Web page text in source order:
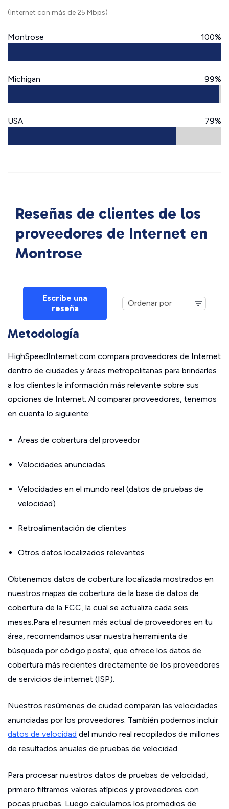
(Internet con más de 25 Mbps)
Montrose 100%
Michigan 99%
USA 79%
Reseñas de clientes de los
proveedores de Internet en
Montrose
Escribe una
reseña
Metodología
HighSpeedInternet.com compara proveedores de Internet
dentro de ciudades y áreas metropolitanas para brindarles
a los clientes la información más relevante sobre sus
opciones de Internet. Al comparar proveedores, tenemos
en cuenta lo siguiente:
Áreas de cobertura del proveedor
Velocidades anunciadas
Velocidades en el mundo real (datos de pruebas de
velocidad)
Retroalimentación de clientes
Otros datos localizados relevantes
Obtenemos datos de cobertura localizada mostrados en
nuestros mapas de cobertura de la base de datos de
cobertura de la FCC, la cual se actualiza cada seis
meses.Para el resumen más actual de proveedores en tu
área, recomendamos usar nuestra herramienta de
búsqueda por código postal, que ofrece los datos de
cobertura más recientes directamente de los proveedores
de servicios de internet (ISP).
Nuestros resúmenes de ciudad comparan las velocidades
anunciadas por los proveedores. También podemos incluir
datos de velocidad del mundo real recopilados de millones
de resultados anuales de pruebas de velocidad.
Para procesar nuestros datos de pruebas de velocidad,
primero filtramos valores atípicos y proveedores con
pocas pruebas. Luego calculamos los promedios de